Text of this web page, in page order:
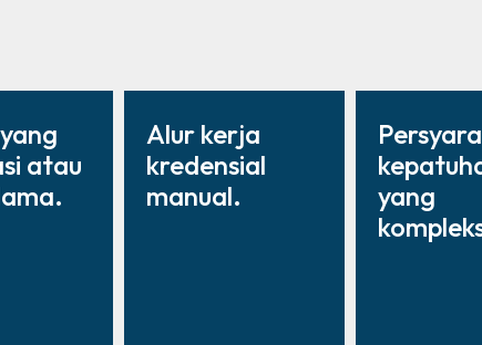
atau
Alur kerja
kredensial
manual.
yang